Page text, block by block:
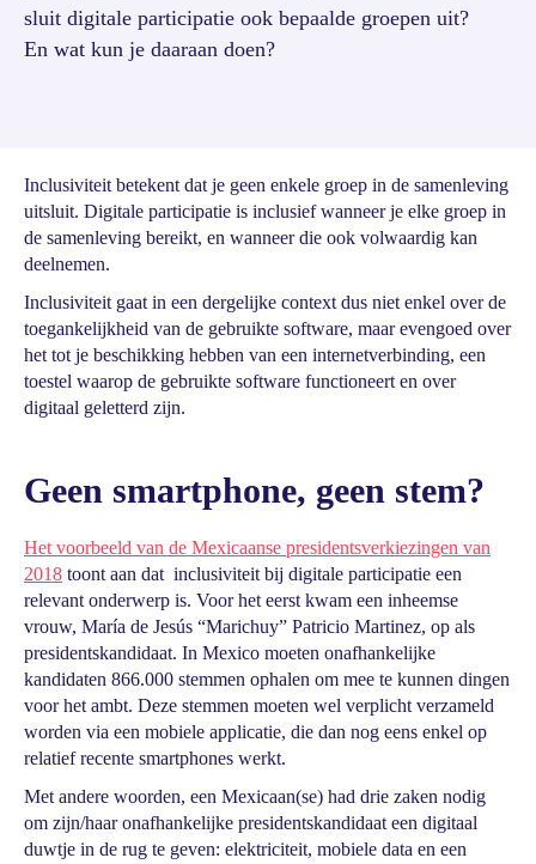
sluit digitale participatie ook bepaalde groepen uit?
En wat kun je daaraan doen?
Inclusiviteit betekent dat je geen enkele groep in de samenleving
uitsluit. Digitale participatie is inclusief wanneer je elke groep in
de samenleving bereikt, en wanneer die ook volwaardig kan
deelnemen.
Inclusiviteit gaat in een dergelijke context dus niet enkel over de
toegankelijkheid van de gebruikte software, maar evengoed over
het tot je beschikking hebben van een internetverbinding, een
toestel waarop de gebruikte software functioneert en over
digitaal geletterd zijn.
Geen smartphone, geen stem?
Het voorbeeld van de Mexicaanse presidentsverkiezingen van
2018 toont aan dat inclusiviteit bij digitale participatie een
relevant onderwerp is. Voor het eerst kwam een inheemse
vrouw, María de Jesús “Marichuy” Patricio Martinez, op als
presidentskandidaat. In Mexico moeten onafhankelijke
kandidaten 866.000 stemmen ophalen om mee te kunnen dingen
voor het ambt. Deze stemmen moeten wel verplicht verzameld
worden via een mobiele applicatie, die dan nog eens enkel op
relatief recente smartphones werkt.
Met andere woorden, een Mexicaan(se) had drie zaken nodig
om zijn/haar onafhankelijke presidentskandidaat een digitaal
duwtje in de rug te geven: elektriciteit, mobiele data en een